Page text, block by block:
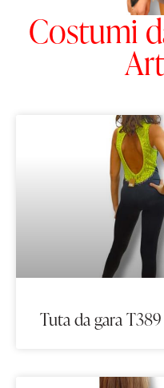
Costumi
Tuta da gara T389